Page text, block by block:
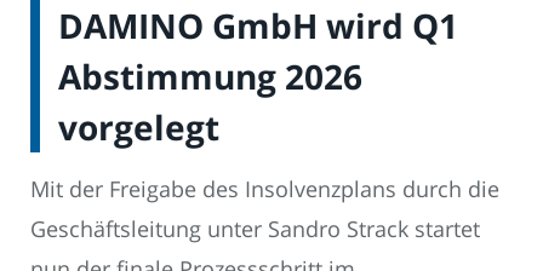
DAMINO GmbH wird Q1
Abstimmung 2026
vorgelegt
Mit der Freigabe des Insolvenzplans durch die
Geschäftsleitung unter Sandro Strack startet